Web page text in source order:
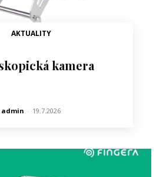
AKTUALITY
kamera
admin - 19.7.2026